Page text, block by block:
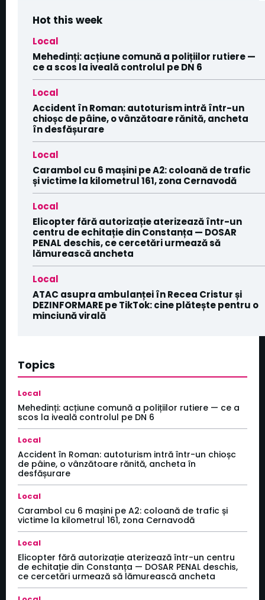
Hot this week
Local
Mehedinți: acțiune comună a polițiilor rutiere —
ce a scos la iveală controlul pe DN 6
Local
Accident în Roman: autoturism intră într-un
chioșc de pâine, o vânzătoare rănită, ancheta
în desfășurare
Local
Carambol cu 6 mașini pe A2: coloană de trafic
și victime la kilometrul 161, zona Cernavodă
Local
Elicopter fără autorizație aterizează într-un
centru de echitație din Constanța — DOSAR
PENAL deschis, ce cercetări urmează să
lămurească ancheta
Local
ATAC asupra ambulanței în Recea Cristur și
DEZINFORMARE pe TikTok: cine plătește pentru o
minciună virală
Topics
Local
Mehedinți: acțiune comună a polițiilor rutiere — ce a
scos la iveală controlul pe DN 6
Local
Accident în Roman: autoturism intră într-un chioșc
de pâine, o vânzătoare rănită, ancheta în
desfășurare
Local
Carambol cu 6 mașini pe A2: coloană de trafic și
victime la kilometrul 161, zona Cernavodă
Local
Elicopter fără autorizație aterizează într-un centru
de echitație din Constanța — DOSAR PENAL deschis,
ce cercetări urmează să lămurească ancheta